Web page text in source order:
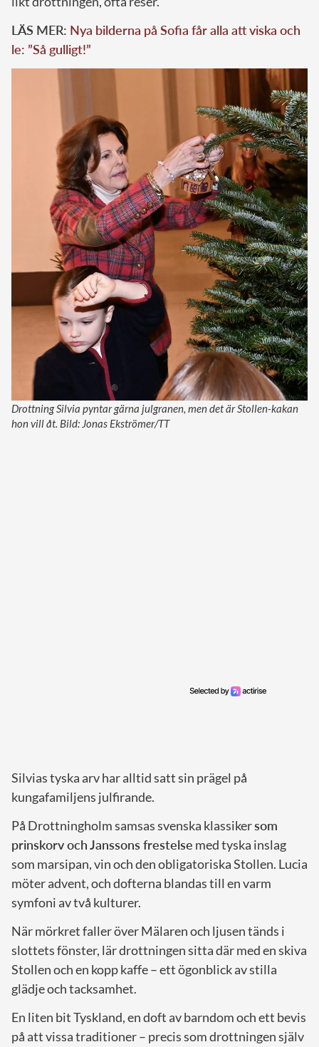
LÄS MER: Nya bilderna på Sofia får alla att viska och
le: ”Så gulligt!”
Drottning Silvia pyntar gärna julgranen, men det är Stollen-kakan
hon vill åt. Bild: Jonas Ekströmer/TT
Silvias tyska arv har alltid satt sin prägel på
kungafamiljens julfirande.
På Drottningholm samsas svenska klassikersom
prinskorv och Janssons frestelse med tyska inslag
som marsipan, vin och den obligatoriska Stollen. Lucia
möter advent, och dofterna blandas till en varm
symfoni av två kulturer.
När mörkret faller över Mälaren och ljusen tänds i
slottets fönster, lär drottningen sitta där med en skiva
Stollen och en kopp kaffe – ett ögonblick av stilla
glädje och tacksamhet.
En liten bit Tyskland, en doft av barndom och ett bevis
på att vissa traditioner – precis som drottningen själv